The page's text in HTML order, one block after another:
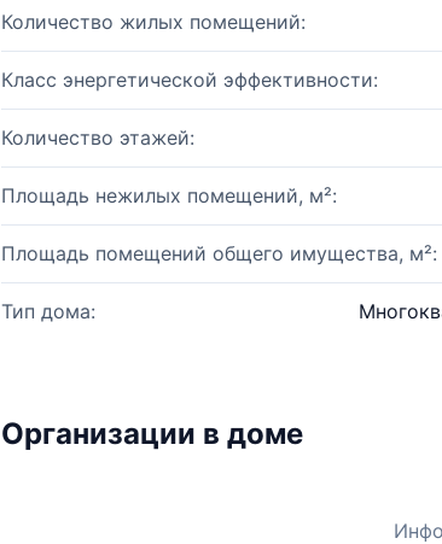
Количество жилых помещений:
Класс энергетической эффективности:
Количество этажей:
Площадь нежилых помещений, м²:
Площадь помещений общего имущества, м²:
Тип дома:
Организации в доме